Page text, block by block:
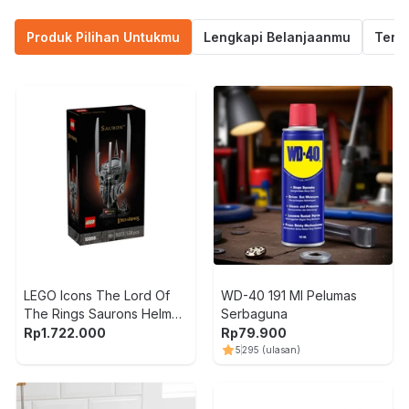
Produk Pilihan Untukmu Lengkapi Belanjaanmu
LEGO Icons The Lord Of
The Rings Saurons Helmet
Set 538 pcs 11373 - Abu-
Rp1.722.000
WD-40 191 Ml Pelumas
Serbaguna
Rp79.900
5295 (ulasan)